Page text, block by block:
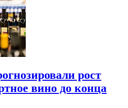
рост
вино до конца